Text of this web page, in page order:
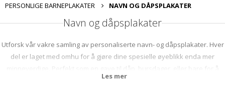
PERSONLIGE BARNEPLAKATER
NAVN OG DÅPSPLAKATER
Navn og dåpsplakater
Utforsk vår vakre samling av personaliserte navn- og dåpsplakater. Hver
del er laget med omhu for å gjøre dine spesielle øyeblikk enda mer
minneverdige. Perfekt som en gave til dåp, bursdager, eller bare for å
dekorere rommet til den lille. Med en rekke design og
Les mer